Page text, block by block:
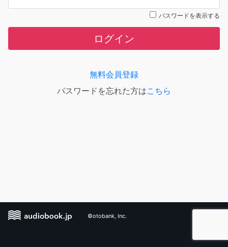
パスワードを表示する
ログイン
無料会員登録
パスワードを忘れた方はこちら
©otobank, Inc.